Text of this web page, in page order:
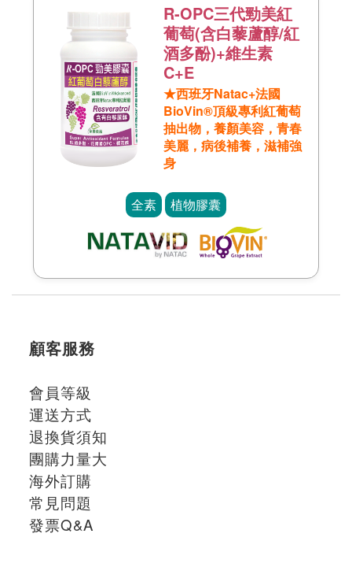
R-OPC三代勁美紅
葡萄(含白藜蘆醇/紅
酒多酚)+維生素
C+E
★西班牙Natac+法國
BioVin®頂級專利紅葡萄
抽出物，養顏美容，青春
美麗，病後補養，滋補強
身
全素 植物膠囊
顧客服務
會員等級
運送方式
退換貨須知
團購力量大
海外訂購
常見問題
發票Q&A